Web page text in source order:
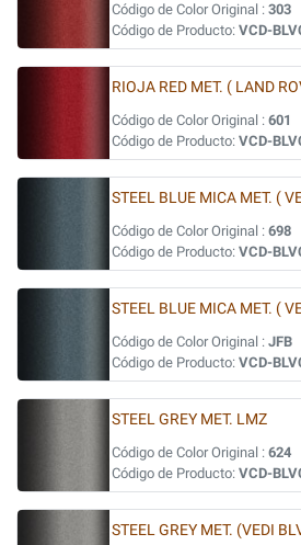
Código de Color Original : 303
Código de Producto: VCD-
RIOJA RED MET. ( LAND
Código de Color Original : 601
Código de Producto: VCD-
STEEL BLUE MICA MET. (
Código de Color Original : 698
Código de Producto: VCD-
STEEL BLUE MICA MET. (
Código de Color Original : JFB
Código de Producto: VCD-
STEEL GREY MET. LMZ
Código de Color Original : 624
Código de Producto: VCD-
STEEL GREY MET. (VEDI